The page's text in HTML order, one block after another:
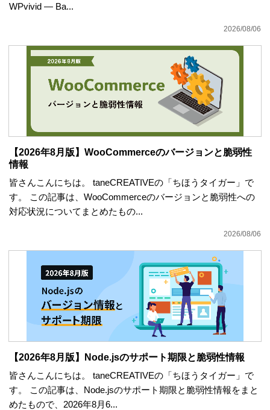
WPvivid — Ba...
2026/08/06
【2026年8月版】WooCommerceのバージョンと脆弱性
情報
皆さんこんにちは。 taneCREATIVEの「ちほうタイガー」で
す。 この記事は、WooCommerceのバージョンと脆弱性への
対応状況についてまとめたもの...
2026/08/06
【2026年8月版】Node.jsのサポート期限と脆弱性情報
皆さんこんにちは。 taneCREATIVEの「ちほうタイガー」で
す。 この記事は、Node.jsのサポート期限と脆弱性情報をまと
めたもので、2026年8月6...